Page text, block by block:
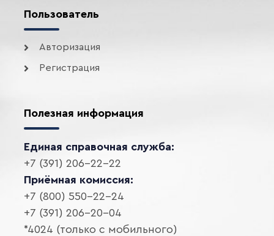
Пользователь
Авторизация
Регистрация
Полезная информация
Единая справочная служба:
+7 (391) 206-22-22
Приёмная комиссия:
+7 (800) 550-22-24
+7 (391) 206-20-04
*4024 (только с мобильного)